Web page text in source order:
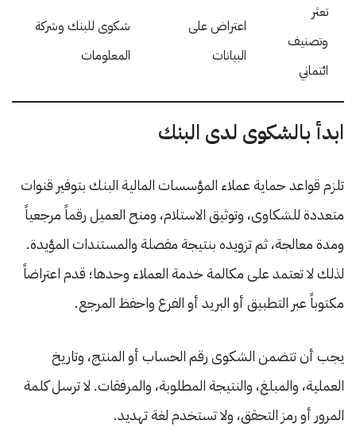
تعثر
وتصنيف
ائتماني
اعتراض على
البيانات
شكوى للبنك وشركة
المعلومات
ابدأ بالشكوى لدى البنك
تلزم قواعد حماية عملاء المؤسسات المالية البنك بتوفير قنوات
متعددة للشكاوى، وتوثيق الاستلام، ومنح العميل رقماً مرجعياً
ومدة معالجة، ثم تزويده بنتيجة مفصلة والمستندات المؤيدة.
لذلك لا تعتمد على مكالمة خدمة العملاء وحدها؛ قدم اعتراضاً
مكتوباً عبر التطبيق أو البريد أو الفرع واحفظ المرجع.
يجب أن تتضمن الشكوى رقم الحساب أو المنتج، وتاريخ
العملية، والمبلغ، والنتيجة المطلوبة، والمرفقات. لا ترسل كلمة
المرور أو رمز التحقق، ولا تستخدم لغة تهديد.